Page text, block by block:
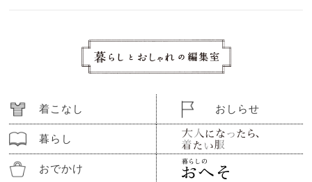
着こなし
暮らし
おでかけ
おしらせ